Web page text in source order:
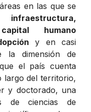
en las que se
infraestructura,
humano
y en casi
la dimensión de
el país cuenta
largo del territorio,
y doctorado, una
de ciencias de